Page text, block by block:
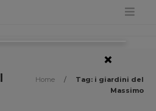
Home /
Tag: i giardini del
Massimo
×